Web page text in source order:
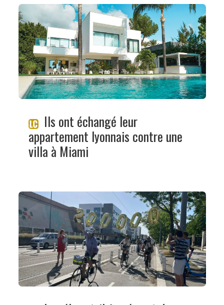
Ils ont échangé leur
appartement lyonnais contre une
villa à Miami